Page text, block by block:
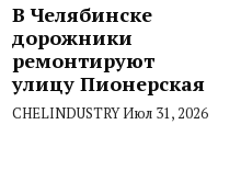
В Челябинске
дорожники
ремонтируют
улицу Пионерская
CHELINDUSTRYИюл 31, 2026